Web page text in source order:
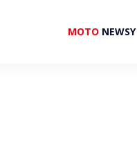
MOTO NEWSY